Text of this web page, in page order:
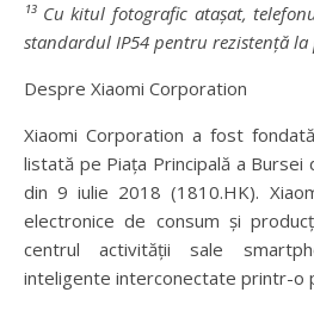
¹³ Cu kitul fotografic atașat,
standardul IP54 pentru rezistență la
Despre Xiaomi Corporation
Xiaomi Corporation a fost
listată pe Piața Principală a Bursei
din 9 iulie 2018 (1810.HK).
electronice de consum și
centrul activității sale
inteligente interconectate printr-o